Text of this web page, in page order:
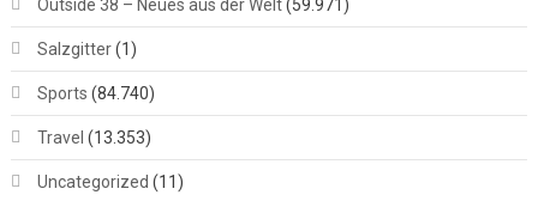
Outside 38 – Neues aus der Welt(59.971)
Salzgitter(1)
Sports (84.740)
Travel (13.353)
Uncategorized (11)